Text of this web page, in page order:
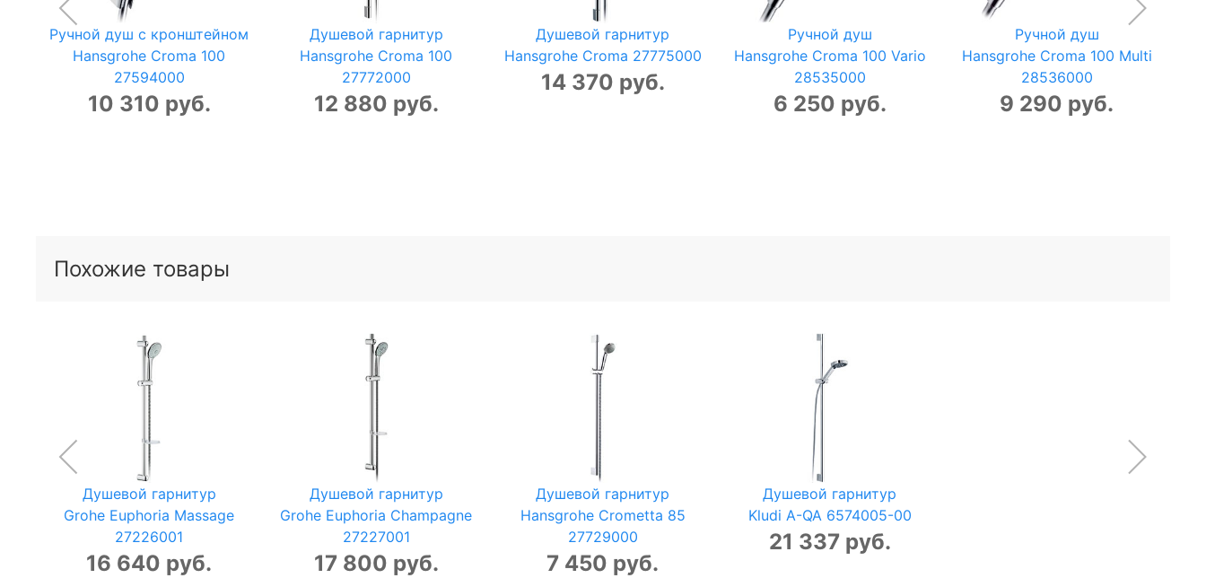
Ручной душ с кронштейном
Hansgrohe Croma 100
27594000
10 310 руб.
Душевой гарнитур
Hansgrohe Croma 100
27772000
12 880 руб.
Душевой гарнитур
Hansgrohe Croma 27775000
14 370 руб.
Ручной душ
Hansgrohe Croma 100 Vario
28535000
6 250 руб.
Ручной душ
Hansgrohe Croma 100 Multi
28536000
9 290 руб.
Похожие товары
Душевой гарнитур
Grohe Euphoria Massage
27226001
16 640 руб.
Душевой гарнитур
Grohe Euphoria Champagne
27227001
17 800 руб.
Душевой гарнитур
Hansgrohe Crometta 85
27729000
7 450 руб.
Душевой гарнитур
Kludi A-QA 6574005-00
21 337 руб.